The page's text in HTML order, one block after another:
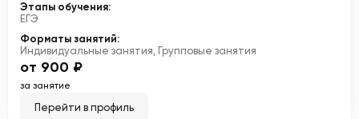
Этапы обучения:
ЕГЭ
Форматы занятий:
Индивидуальные занятия, Групповые занятия
от 900 ₽
за занятие
Перейти в профиль